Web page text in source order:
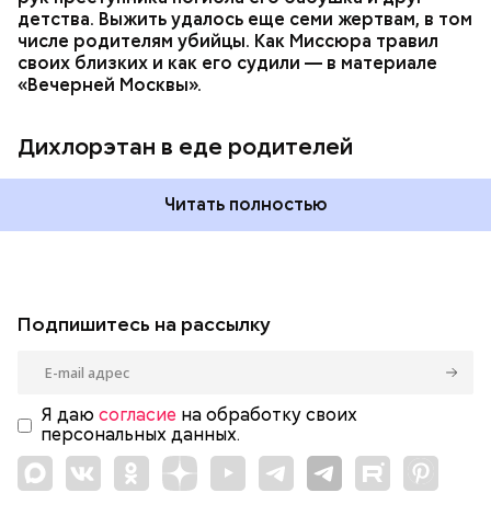
детства. Выжить удалось еще семи жертвам, в том
числе родителям убийцы. Как Миссюра травил
своих близких и как его судили — в материале
«Вечерней Москвы».
Дихлорэтан в еде родителей
Читать полностью
Подпишитесь на рассылку
Я даю согласие на обработку своих
персональных данных.